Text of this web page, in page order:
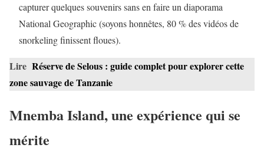
capturer quelques souvenirs sans en faire un diaporama
National Geographic (soyons honnêtes, 80 % des vidéos de
snorkeling finissent floues).
Lire Réserve de Selous : guide complet pour explorer cette
zone sauvage de Tanzanie
Mnemba Island, une expérience qui se
mérite